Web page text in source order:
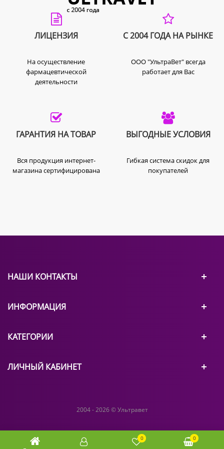
ЛИЦЕНЗИЯ
На осуществление
фармацевтической
деятельности
С 2004 ГОДА НА РЫНКЕ
ООО "УльтраВет" всегда
работает для Вас
ГАРАНТИЯ НА ТОВАР
Вся продукция интернет-
магазина сертифицирована
ВЫГОДНЫЕ УСЛОВИЯ
Гибкая система скидок для
покупателей
НАШИ КОНТАКТЫ
ИНФОРМАЦИЯ
КАТЕГОРИИ
ЛИЧНЫЙ КАБИНЕТ
2004 - 2026 © Ультравет
0 0